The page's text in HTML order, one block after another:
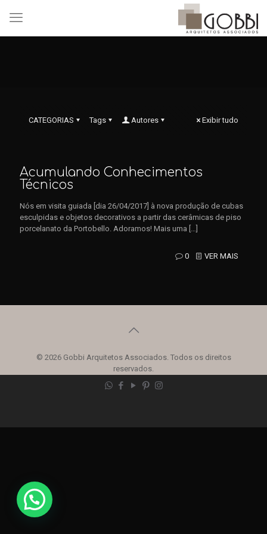
CATEGORIAS Tags Autores Exibir tudo
Acumulando Conhecimentos
Técnicos
Nós em visita guiada [dia 26/04/2017] à nova produção de cubas
esculpidas e objetos decorativos a partir das cerâmicas de piso
porcelanato da Portobello. Adoramos! Mais uma […]
0 VER MAIS
© 2026 Gobbi Arquitetos Associados. Todos os direitos
reservados.